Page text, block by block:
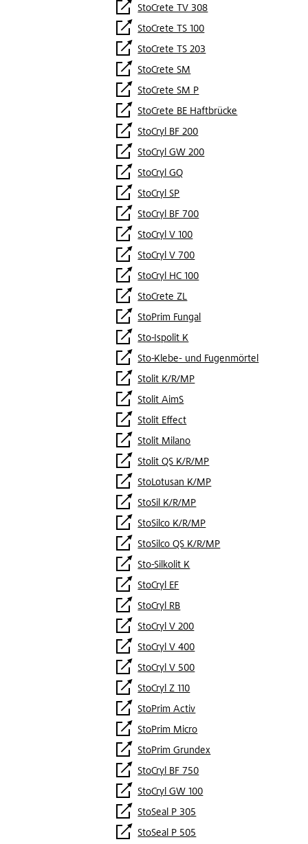
StoCrete TV 308
StoCrete TS 100
StoCrete TS 203
StoCrete SM
StoCrete SM P
StoCrete BE Haftbrücke
StoCryl BF 200
StoCryl GW 200
StoCryl GQ
StoCryl SP
StoCryl BF 700
StoCryl V 100
StoCryl V 700
StoCryl HC 100
StoCrete ZL
StoPrim Fungal
Sto-Ispolit K
Sto-Klebe- und Fugenmörtel
Stolit K/R/MP
Stolit AimS
Stolit Effect
Stolit Milano
Stolit QS K/R/MP
StoLotusan K/MP
StoSil K/R/MP
StoSilco K/R/MP
StoSilco QS K/R/MP
Sto-Silkolit K
StoCryl EF
StoCryl RB
StoCryl V 200
StoCryl V 400
StoCryl V 500
StoCryl Z 110
StoPrim Activ
StoPrim Micro
StoPrim Grundex
StoCryl BF 750
StoCryl GW 100
StoSeal P 305
StoSeal P 505